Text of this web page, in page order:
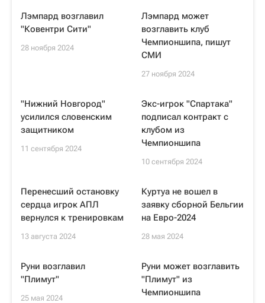
Лэмпард возглавил
"Ковентри Сити"
28 ноября 2024
Лэмпард может
возглавить клуб
Чемпионшипа, пишут
СМИ
27 ноября 2024
"Нижний Новгород"
усилился словенским
защитником
11 сентября 2024
Экс-игрок "Спартака"
подписал контракт с
клубом из
Чемпионшипа
10 сентября 2024
Перенесший остановку
сердца игрок АПЛ
вернулся к тренировкам
13 августа 2024
Куртуа не вошел в
заявку сборной Бельгии
на Евро-2024
28 мая 2024
Руни возглавил
"Плимут"
25 мая 2024
Руни может возглавить
"Плимут" из
Чемпионшипа